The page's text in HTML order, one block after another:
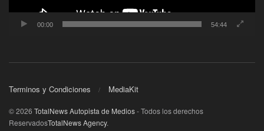
00:00 54:44
Terminos y Condiciones MediaKit
© 2026 TotalNews Autopista de Medios- Todos los derechos
ReservadosTotalNews Agency.